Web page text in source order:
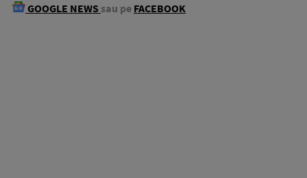
GOOGLE NEWS sau pe FACEBOOK